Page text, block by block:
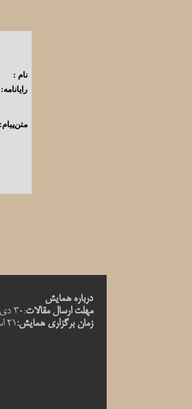
نام :
رایانامه:
متن‌پیام:
درباره همایش
مهلت ارسال مقالات:30 دی 1398
زمان برگزاری همایش:21 اسفند 1398